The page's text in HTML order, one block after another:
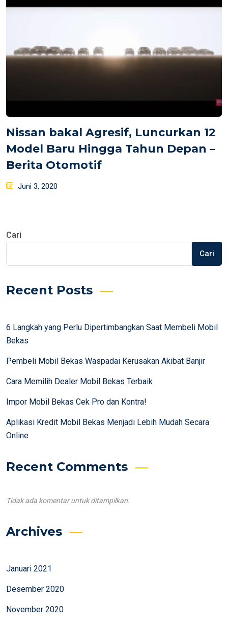
Nissan bakal Agresif, Luncurkan 12
Model Baru Hingga Tahun Depan –
Berita Otomotif
Posted
Juni 3, 2020
Cari
Cari
Recent Posts
6 Langkah yang Perlu Dipertimbangkan Saat Membeli Mobil
Bekas
Pembeli Mobil Bekas Waspadai Kerusakan Akibat Banjir
Cara Memilih Dealer Mobil Bekas Terbaik
Impor Mobil Bekas Cek Pro dan Kontra!
Aplikasi Kredit Mobil Bekas Menjadi Lebih Mudah Secara
Online
Recent Comments
Tidak ada komentar untuk ditampilkan.
Archives
Januari 2021
Desember 2020
November 2020